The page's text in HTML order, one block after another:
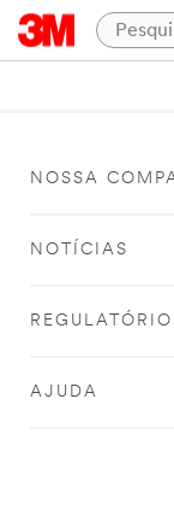
NOSSA
NOTÍCIAS
REGULATÓRIO
AJUDA